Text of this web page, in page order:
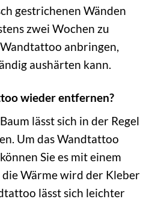
gestrichenen Wänden
zwei Wochen zu
anbringen,
aushärten kann.
wieder entfernen?
lässt sich in der Regel
Um das Wandtattoo
Sie es mit einem
Wärme wird der Kleber
lässt sich leichter